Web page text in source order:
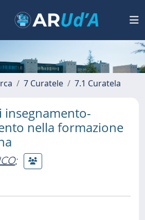
7 Curatele 7.1 Curatela
insegnamento-
nella formazione
;